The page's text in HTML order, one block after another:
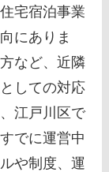
宅宿泊事業
にありま
など、近隣
しての対応
江戸川区で
でに運営中
や制度、運